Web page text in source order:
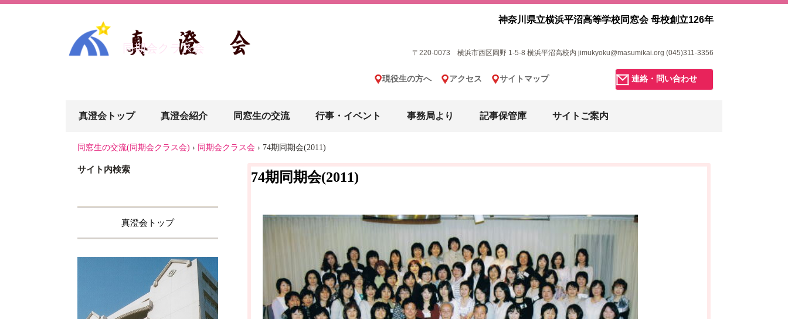
同期会クラス会
神奈川県立横浜平沼高等学校同窓会 母校創立126年
〒220-0073 横浜市西区岡野 1-5-8 横浜平沼高校内 jimukyoku@masumikai.org (045)311-3356
連絡・問い合わせ
現役生の方へ アクセス サイトマップ
真澄会トップ 真澄会紹介 同窓生の交流 行事・イベント 事務局より 記事保管庫 サイトご案内
同窓生の交流(同期会クラス会) › 同期会クラス会 › 74期同期会(2011)
74期同期会(2011)
サイト内検索
真澄会トップ